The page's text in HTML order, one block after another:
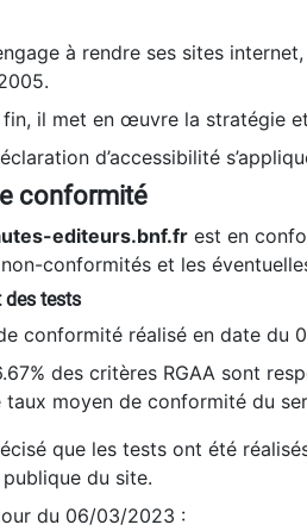
à rendre ses sites
il met en œuvre la stratégie
d’accessibilité
conformité
editeurs.bnf.fr est en
conformités et les
des tests
conformité réalisé en date du
des critères RGAA sont
taux moyen de conformité du
que les tests ont été
du site.
du 06/03/2023 :